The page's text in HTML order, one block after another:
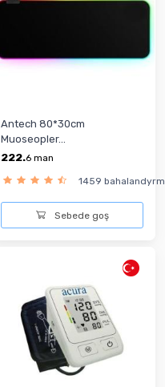
Antech 80*30cm
Muoseopler...
222.6 man
1459
Sebede goş